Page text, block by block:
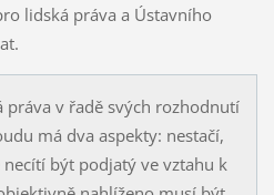
lidská práva a Ústavního
práva v řadě svých rozhodnutí
má dva aspekty: nestačí,
být podjatý ve vztahu k